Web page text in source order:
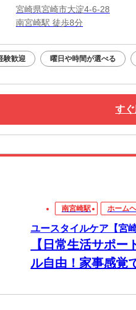
宮崎県宮崎市大淀4-6-28
南宮崎駅 徒歩8分
験歓迎 曜日や時間が選べる
す
南宮崎駅 ホーム
ユースタイルケア【宮
【日常生活サポ
ル自由！家事感覚